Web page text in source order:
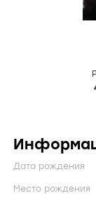
Дата рождения
Место рождения